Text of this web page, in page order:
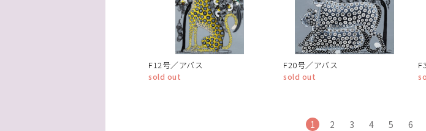
F12号／アバス
sold out
F20号／アバス
sold out
1 2 3 4 5 6